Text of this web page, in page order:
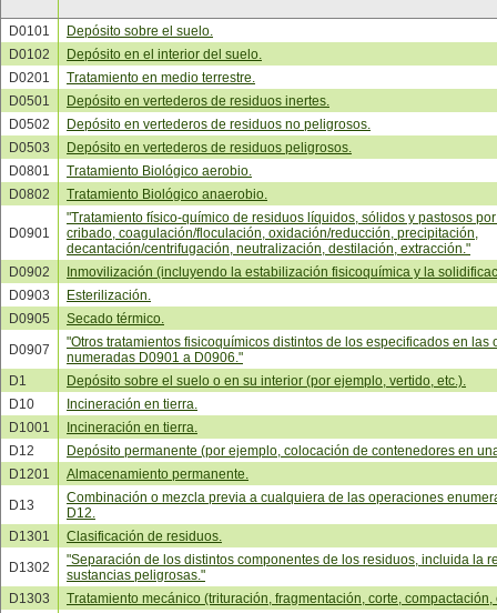
D0101
Depósito sobre el suelo.
D0102
Depósito en el interior del suelo.
D0201
Tratamiento en medio terrestre.
D0501
Depósito en vertederos de residuos inertes.
D0502
Depósito en vertederos de residuos no peligrosos.
D0503
Depósito en vertederos de residuos peligrosos.
D0801
Tratamiento Biológico aerobio.
D0802
Tratamiento Biológico anaerobio.
D0901
"Tratamiento físico-químico de residuos líquidos, sólidos y pastosos
cribado, coagulación/floculación, oxidación/reducción, precipitación,
decantación/centrifugación, neutralización, destilación, extracción."
D0902
Inmovilización (incluyendo la estabilización fisicoquímica y la
D0903
Esterilización.
D0905
Secado térmico.
D0907
"Otros tratamientos fisicoquímicos distintos de los especificados en las
numeradas D0901 a D0906."
D1
Depósito sobre el suelo o en su interior (por ejemplo, vertido, etc.).
D10
Incineración en tierra.
D1001
Incineración en tierra.
D12
Depósito permanente (por ejemplo, colocación de contenedores en
D1201
Almacenamiento permanente.
D13
Combinación o mezcla previa a cualquiera de las operaciones
D12.
D1301
Clasificación de residuos.
D1302
"Separación de los distintos componentes de los residuos, incluida la
sustancias peligrosas."
D1303
Tratamiento mecánico (trituración, fragmentación, corte, compactación,